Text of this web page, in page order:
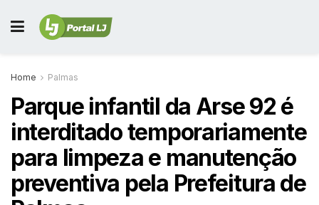
Home Palmas
Parque infantil da Arse 92 é
interditado temporariamente
para limpeza e manutenção
preventiva pela Prefeitura de